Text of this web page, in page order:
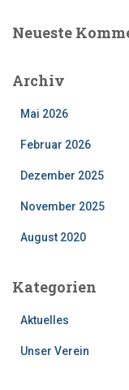
Neueste
Archiv
Mai 2026
Februar 2026
Dezember 2025
November 2025
August 2020
Kategorien
Aktuelles
Unser Verein